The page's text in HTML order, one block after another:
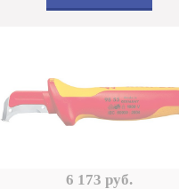
6 173 руб.